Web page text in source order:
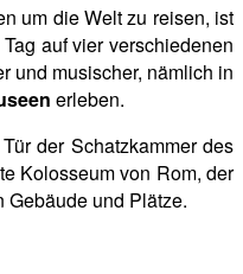
um die Welt zu reisen, ist
auf vier verschiedenen
und musischer, nämlich in
erleben.
der Schatzkammer des
Kolosseum von Rom, der
Gebäude und Plätze.